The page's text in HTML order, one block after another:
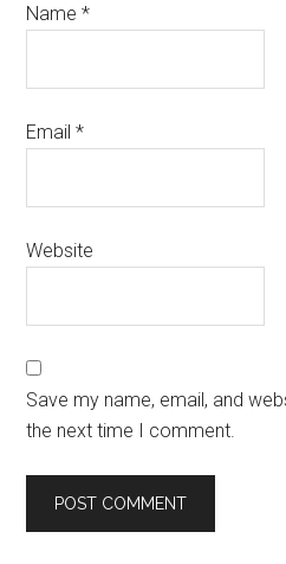
Name*
Email*
Website
Save my name, email, and
the next time I comment.